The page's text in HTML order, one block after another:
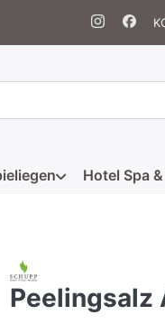
automatisch
Hotel Spa
Peelingsalz